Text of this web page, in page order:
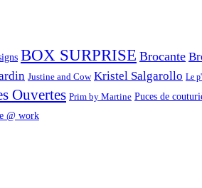
BOX SURPRISE Brocante
Justine and Cow Kristel Salgarollo Le
Ouvertes Prim by Martine Puces de
@ work